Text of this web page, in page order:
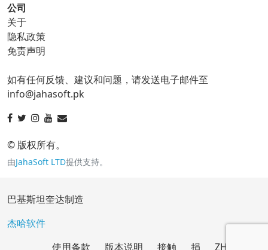
ico 转换器
ico 到 bmp
ico 到 gif ico 到 jpg
ico 到 png
ico 到 tga
jpg 到 bmp
公司
关于
隐私政策
免责声明
如有任何反馈、建议和问题，请发送电子邮件至
info@jahasoft.pk
© 版权所有。
由JahaSoft LTD提供支持。
巴基斯坦奎达制造
杰哈软件
使用条款
版本说明 接触 捐 ZH